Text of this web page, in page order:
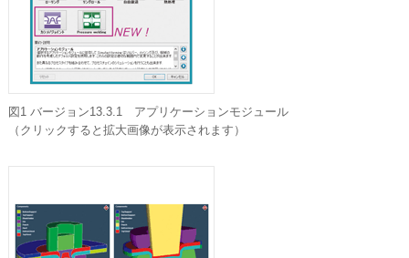
図1 バージョン13.3.1 アプリケーションモジュール
（クリックすると拡大画像が表示されます）